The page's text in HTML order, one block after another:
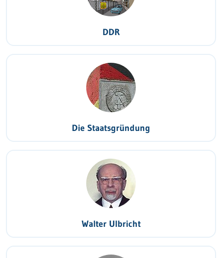
DDR
Die Staatsgründung
Walter Ulbricht